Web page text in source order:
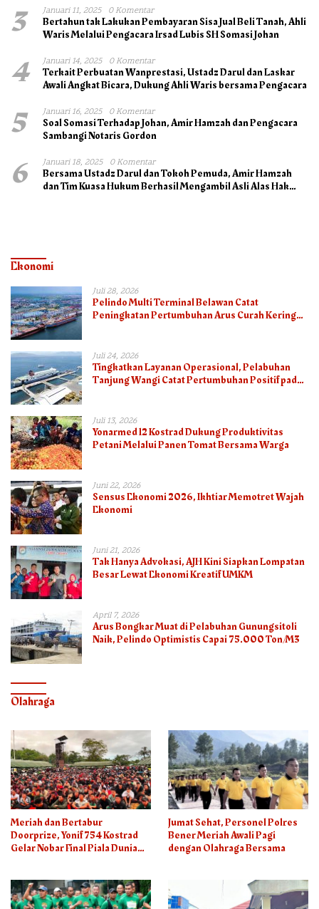
3 Januari 11, 2025 0 Komentar
Bertahun tak Lakukan Pembayaran Sisa Jual Beli Tanah, Ahli
Waris Melalui Pengacara Irsad Lubis SH Somasi Johan
4 Januari 14, 2025 0 Komentar
Terkait Perbuatan Wanprestasi, Ustadz Darul dan Laskar
Awali Angkat Bicara, Dukung Ahli Waris bersama Pengacara
5 Januari 16, 2025 0 Komentar
Soal Somasi Terhadap Johan, Amir Hamzah dan Pengacara
Sambangi Notaris Gordon
6 Januari 18, 2025 0 Komentar
Bersama Ustadz Darul dan Tokoh Pemuda, Amir Hamzah
dan Tim Kuasa Hukum Berhasil Mengambil Asli Alas Hak
Ekonomi
Juli 28, 2026
Pelindo Multi Terminal Belawan Catat
Peningkatan Pertumbuhan Arus Curah Kering
Juli 24, 2026
Tingkatkan Layanan Operasional, Pelabuhan
Tanjung Wangi Catat Pertumbuhan Positif pada
Juli 13, 2026
Yonarmed 12 Kostrad Dukung Produktivitas
Petani Melalui Panen Tomat Bersama Warga
Juni 22, 2026
Sensus Ekonomi 2026, Ikhtiar Memotret Wajah
Ekonomi
Juni 21, 2026
Tak Hanya Advokasi, AJH Kini Siapkan Lompatan
Besar Lewat Ekonomi Kreatif UMKM
April 7, 2026
Arus Bongkar Muat di Pelabuhan Gunungsitoli
Naik, Pelindo Optimistis Capai 75.000 Ton/M3
Olahraga
Meriah dan Bertabur
Doorprize, Yonif 754 Kostrad
Gelar Nobar Final Piala Dunia
Jumat Sehat, Personel Polres
Bener Meriah Awali Pagi
dengan Olahraga Bersama